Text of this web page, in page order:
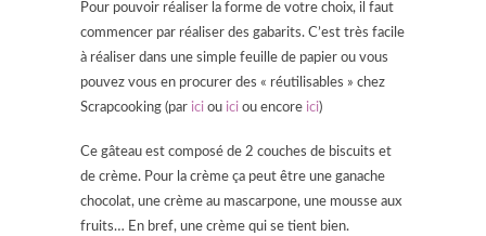
Pour pouvoir réaliser la forme de votre choix, il faut
commencer par réaliser des gabarits. C’est très facile
à réaliser dans une simple feuille de papier ou vous
pouvez vous en procurer des « réutilisables » chez
Scrapcooking (par ici ou ici ou encore ici)
Ce gâteau est composé de 2 couches de biscuits et
de crème. Pour la crème ça peut être une ganache
chocolat, une crème au mascarpone, une mousse aux
fruits… En bref, une crème qui se tient bien.